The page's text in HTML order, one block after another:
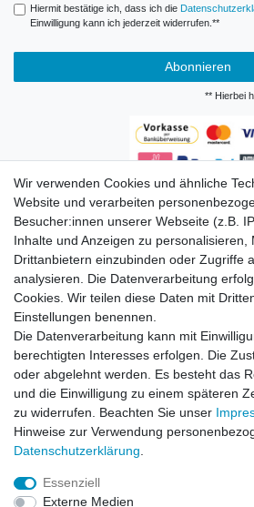
Hiermit bestätige ich, dass ich die
Einwilligung kann ich jederzeit widerrufen.**
Abonnieren
** Hierbei
Zahlungsarten
Versandkosten
Wir verwenden Cookies und ähnliche
Website und verarbeiten
Besucher:innen unserer Webseite (z.B.
Inhalte und Anzeigen zu personalisieren,
Drittanbietern einzubinden oder Zugriffe
analysieren. Die Datenverarbeitung
Cookies. Wir teilen diese Daten mit
Einstellungen benennen.
Die Datenverarbeitung kann mit
berechtigten Interesses erfolgen. Die
oder abgelehnt werden. Es besteht das
und die Einwilligung zu einem späteren
zu widerrufen. Beachten Sie unser
Hinweise zur Verwendung
Daten­schutz­erklärung
Essenziell
Externe Medien